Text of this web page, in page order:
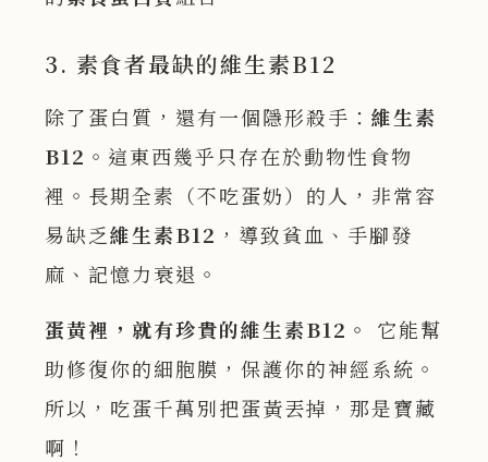
3. 素食者最缺的維生素B12
除了蛋白質，還有一個隱形殺手：維生素
B12 。這東西幾乎只存在於動物性食物
裡。長期全素（不吃蛋奶）的人，非常容
易缺乏維生素B12 ，導致貧血、手腳發
麻、記憶力衰退。
蛋黃裡，就有珍貴的維生素B12 。
它能幫
助修復你的細胞膜，保護你的神經系統。
所以，吃蛋千萬別把蛋黃丟掉，那是寶藏
啊！